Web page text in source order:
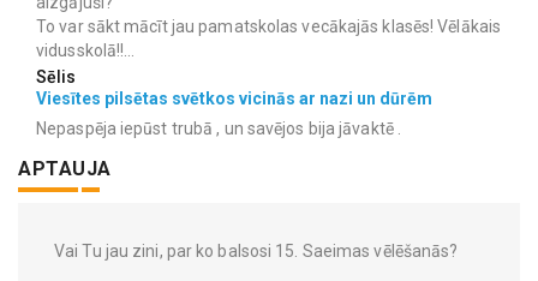
To var sākt mācīt jau pamatskolas vecākajās klasēs! Vēlākais
vidusskolā!!...
Sēlis
Viesītes pilsētas svētkos vicinās ar nazi un dūrēm
Nepaspēja iepūst trubā , un savējos bija jāvaktē .
APTAUJA
Vai Tu jau zini, par ko balsosi 15. Saeimas vēlēšanās?